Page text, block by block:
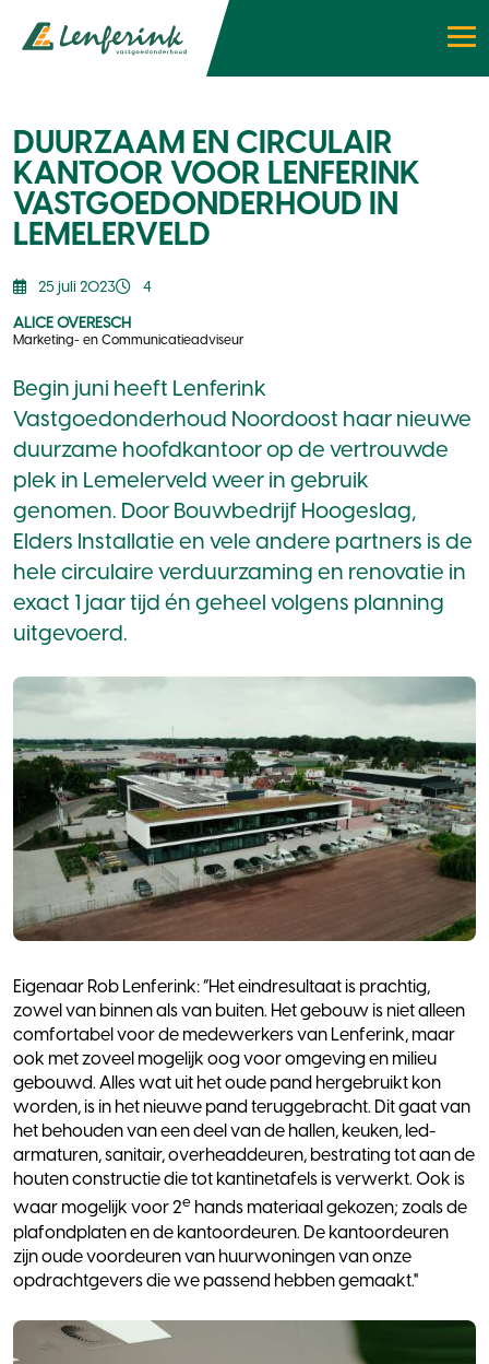
DUURZAAM EN CIRCULAIR
KANTOOR VOOR LENFERINK
VASTGOEDONDERHOUD IN
LEMELERVELD
ALICE OVERESCH
Marketing- en Communicatieadviseur
25 juli 2023 4
Begin juni heeft Lenferink
Vastgoedonderhoud Noordoost haar nieuwe
duurzame hoofdkantoor op de vertrouwde
plek in Lemelerveld weer in gebruik
genomen. Door Bouwbedrijf Hoogeslag,
Elders Installatie en vele andere partners is de
hele circulaire verduurzaming en renovatie in
exact 1 jaar tijd én geheel volgens planning
uitgevoerd.
Eigenaar Rob Lenferink: “Het eindresultaat is prachtig,
zowel van binnen als van buiten. Het gebouw is niet alleen
comfortabel voor de medewerkers van Lenferink, maar
ook met zoveel mogelijk oog voor omgeving en milieu
gebouwd. Alles wat uit het oude pand hergebruikt kon
worden, is in het nieuwe pand teruggebracht. Dit gaat van
het behouden van een deel van de hallen, keuken, led-
armaturen, sanitair, overheaddeuren, bestrating tot aan de
houten constructie die tot kantinetafels is verwerkt. Ook is
waar mogelijk voor 2e hands materiaal gekozen; zoals de
plafondplaten en de kantoordeuren. De kantoordeuren
zijn oude voordeuren van huurwoningen van onze
opdrachtgevers die we passend hebben gemaakt."